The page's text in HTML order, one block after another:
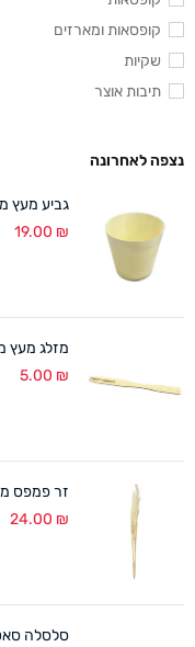
קופסאות ומארזים
שקיות
תיבות אוצר
נצפה לאחרונה
גביע מעץ מיני 6/4.5 ס"מ
19.00 ₪
מזלג מעץ מיני
5.00 ₪
זר פמפס
24.00 ₪
סלסלה סאטן